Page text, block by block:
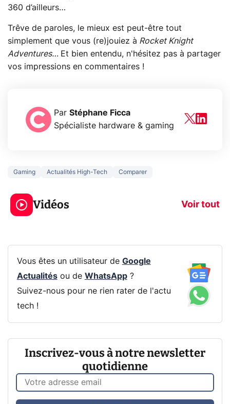
360 d’ailleurs…
Trêve de paroles, le mieux est peut-être tout
simplement que vous (re)jouiez à Rocket Knight
Adventures… Et bien entendu, n'hésitez pas à partager
vos impressions en commentaires !
Par Stéphane Ficca
Spécialiste hardware & gaming
Gaming Actualités High-Tech Comparer
Vidéos Voir tout
3 écrans en 1 pour
319€ ? Voici L'AOC
CQ32G4ZA !
prochaine
Vous êtes un utilisateur de Google
Actualitésou de WhatsApp?
Suivez-nous pour ne rien rater de l'actu
tech !
Inscrivez-vous à notre newsletter
quotidienne